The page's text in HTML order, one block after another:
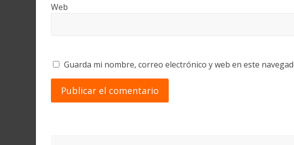
Web
Guarda mi nombre, correo electrónico y web en este